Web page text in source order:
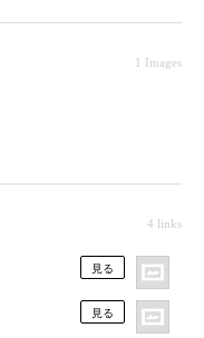
1 Images
4 links
見る
見る